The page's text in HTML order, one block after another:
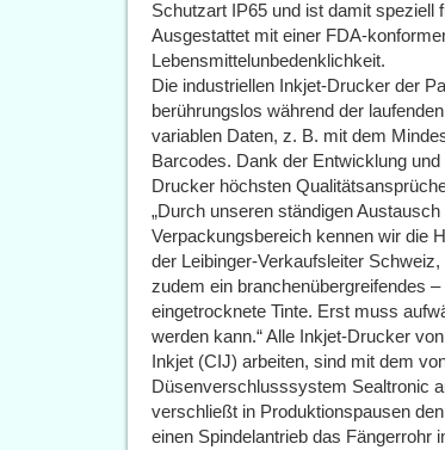
Schutzart IP65 und ist damit speziell
Ausgestattet mit einer FDA-
Lebensmittelunbedenklichkeit.
Die industriellen Inkjet-Drucker der
berührungslos während der
variablen Daten, z. B. mit dem
Barcodes. Dank der Entwicklung
Drucker höchsten
„Durch unseren ständigen
Verpackungsbereich kennen wir die
der Leibinger-Verkaufsleiter
zudem ein branchenübergreifendes
eingetrocknete Tinte. Erst muss
werden kann.“ Alle Inkjet-Drucker
Inkjet (CIJ) arbeiten, sind mit dem
Düsenverschlusssystem Sealtronic
verschließt in Produktionspausen
einen Spindelantrieb das